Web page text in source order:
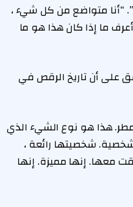
“أنا متواضع من كل شيء ،
ما إذا كان هذا هو ما
على أن تاريخ الرقص في
هذا هو نوع الشيء الذي
شخصيتها رائعة ،
معها. إنها مميزة. إنها